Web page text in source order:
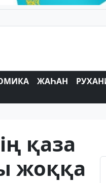
ЖАҺАН
қаза
жоққа